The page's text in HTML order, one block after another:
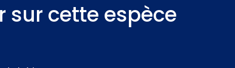
sur cette espèce